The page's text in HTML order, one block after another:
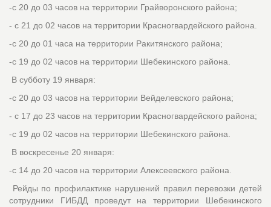
-с 20 до 03 часов на территории Грайворонского района;
- с 21 до 02 часов на территории Красногвардейского района.
-с 20 до 01 часа на территории Ракитянского района;
-с 19 до 02 часов на территории Шебекинского района.
В субботу 19 января:
-с 20 до 03 часов на территории Вейделевского района;
- с 17 до 23 часов на территории Красногвардейского района;
-с 19 до 02 часов на территории Шебекинского района.
В воскресенье 20 января:
-с 14 до 20 часов на территории Алексеевского района.
Рейды по профилактике нарушений правил перевозки детей
сотрудники ГИБДД проведут на территории Шебекинского